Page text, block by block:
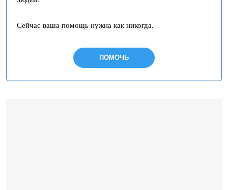
Сейчас ваша помощь нужна как никогда.
ПОМОЧЬ